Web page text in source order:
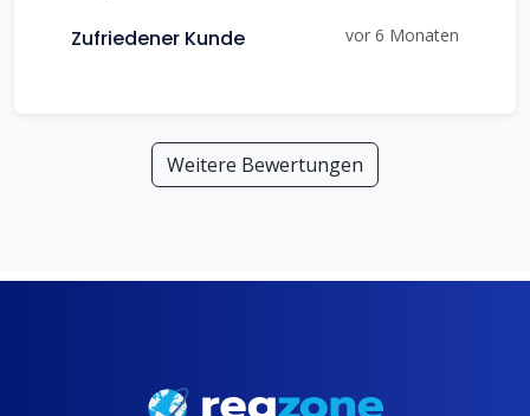
Zufriedener Kunde vor 6 Monaten
Weitere Bewertungen